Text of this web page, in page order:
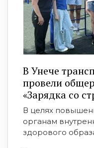
В Унече
провели
«Зарядка со
В целях
органам
здорового